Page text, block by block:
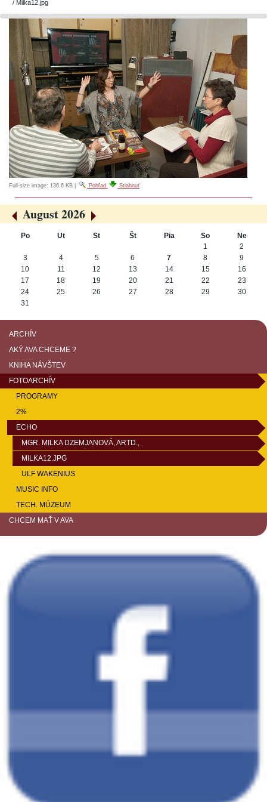
/ Milka12.jpg
Full-size image: 136.6 KB Pohľad Stiahnuť
«
August 2026
»
Po Ut St Št Pia So
Ne
1
2
3
4 5 6 7 8
9
10
11 12 13 14 15
16
17
18 19 20 21 22
23
24
25 26 27 28 29
30
31
ARCHÍV
AKÝ AVA CHCEME ?
KNIHA NÁVŠTEV
FOTOARCHÍV
PROGRAMY
2%
ECHO
MGR. MILKA DZEMJANOVÁ, ARTD.,
MILKA12.JPG
ULF WAKENIUS
MUSIC INFO
TECH. MÚZEUM
CHCEM MAŤ V AVA